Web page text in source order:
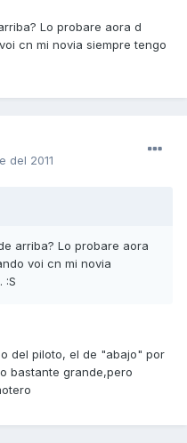
Lo probare aora d
cn mi novia siempre tengo
del 2011
arriba? Lo probare aora
voi cn mi novia
:S
del piloto, el de "abajo" por
bastante grande,pero